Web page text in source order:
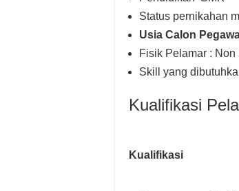
Status pernikahan
Usia Calon
Fisik Pelamar :
Skill yang
Kualifikasi
Kualifikasi